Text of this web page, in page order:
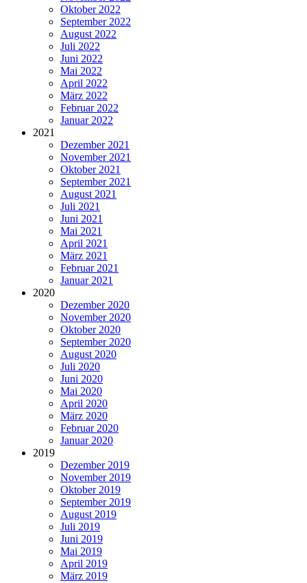
Oktober 2022
September 2022
August 2022
Juli 2022
Juni 2022
Mai 2022
April 2022
März 2022
Februar 2022
Januar 2022
2021
Dezember 2021
November 2021
Oktober 2021
September 2021
August 2021
Juli 2021
Juni 2021
Mai 2021
April 2021
März 2021
Februar 2021
Januar 2021
2020
Dezember 2020
November 2020
Oktober 2020
September 2020
August 2020
Juli 2020
Juni 2020
Mai 2020
April 2020
März 2020
Februar 2020
Januar 2020
2019
Dezember 2019
November 2019
Oktober 2019
September 2019
August 2019
Juli 2019
Juni 2019
Mai 2019
April 2019
März 2019